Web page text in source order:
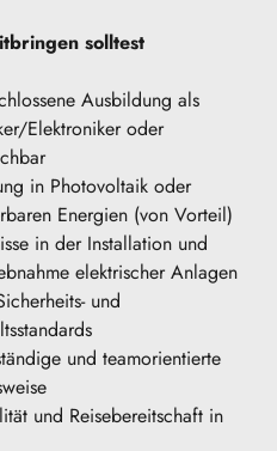
solltest
Ausbildung als
Elektroniker oder
in Photovoltaik oder
Energien (von Vorteil)
in der Installation und
elektrischer Anlagen
und
und teamorientierte
und Reisebereitschaft in